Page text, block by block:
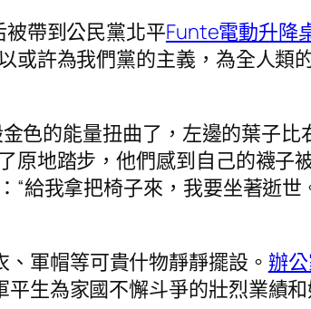
被帶到公民黨北平Funte電動升降
或許為我們黨的主義，為全人類
色的能量扭曲了，左邊的葉子比
原地踏步，他們感到自己的襪子
“給我拿把椅子來，我要坐著逝
軍帽等可貴什物靜靜擺設。 辦
生為家國不懈斗爭的壯烈業績和